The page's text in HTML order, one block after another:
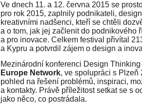
Ve dnech 11. a 12. června 2015 se
pro rok 2015, zaplnily podnikateli,
kreativními nadšenci, kteří se chtěli
a o tom, jak jej začlenit do podnikového
a pro inovace. Celkem festival přivítal
a Kypru a potvrdil zájem o design a
Mezinárodní konferenci Design
Europe Network, ve spolupráci s
pohled na řešení problémů, inspiraci,
a kontakty. Právě příležitost setkat se s
jako něco, co postrádala.